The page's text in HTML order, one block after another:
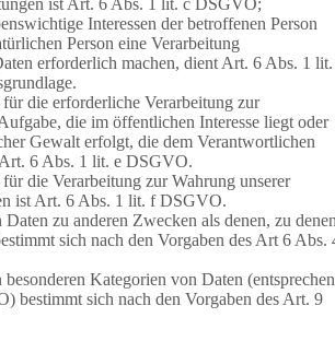
ist Art. 6 Abs. 1 lit. c DSGVO;
Interessen der betroffenen Person
Person eine Verarbeitung
erforderlich machen, dient Art. 6 Abs. 1 lit.
die erforderliche Verarbeitung zur
die im öffentlichen Interesse liegt oder
Gewalt erfolgt, die dem Verantwortlichen
6 Abs. 1 lit. e DSGVO.
die Verarbeitung zur Wahrung unserer
ist Art. 6 Abs. 1 lit. f DSGVO.
zu anderen Zwecken als denen, zu
sich nach den Vorgaben des Art 6 Abs.
Kategorien von Daten
bestimmt sich nach den Vorgaben des Art. 9